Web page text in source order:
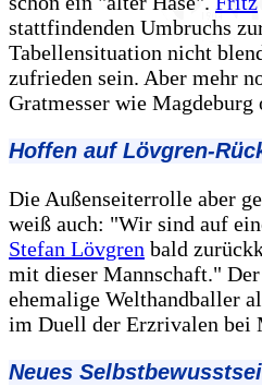
stattfindenden Umbruchs
Tabellensituation nicht
zufrieden sein. Aber mehr
Gratmesser wie Magdeburg
Hoffen auf Lövgren-
Die Außenseiterrolle aber
weiß auch: "Wir sind auf
Stefan Lövgren bald
mit dieser Mannschaft."
ehemalige Welthandballer
im Duell der Erzrivalen bei
Neues